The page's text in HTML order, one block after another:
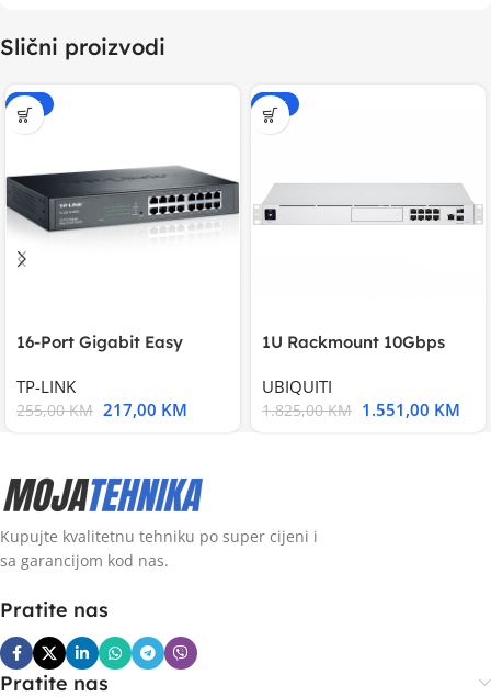
Slični proizvodi
-15%
16-Port Gigabit Easy
TP-LINK
255,00KM 217,00 KM
-15%
1U Rackmount 10Gbps
UBIQUITI
1.825,00KM 1.551,00 KM
Kupujte kvalitetnu tehniku po super cijeni i
sa garancijom kod nas.
Pratite nas
Pratite nas